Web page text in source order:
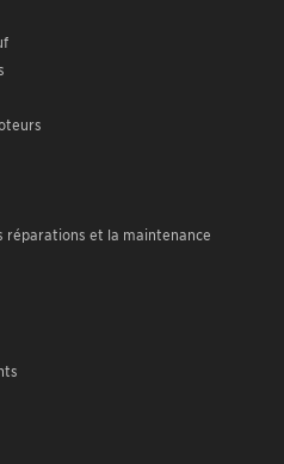
réparations et la maintenance